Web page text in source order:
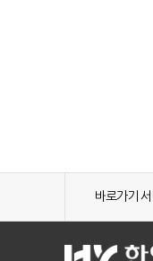
바로가기